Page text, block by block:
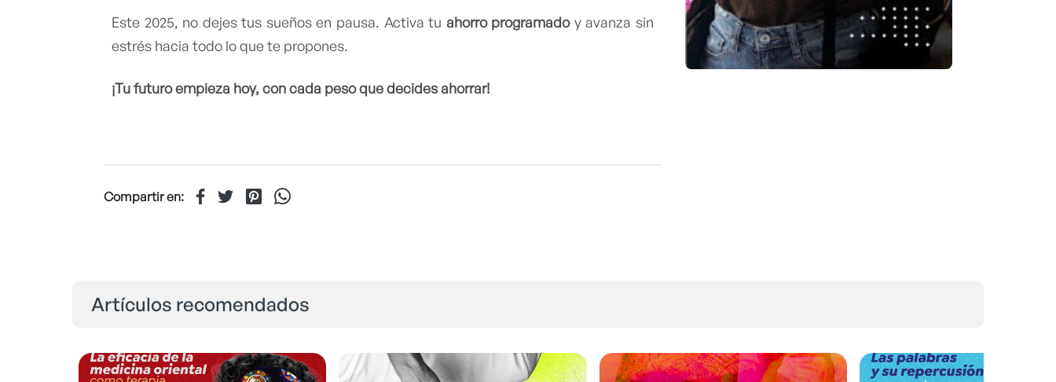
Este 2025, no dejes tus sueños en pausa. Activa tu ahorro programadoy avanza sin
estrés hacia todo lo que te propones.
¡Tu futuro empieza hoy, con cada peso que decides ahorrar!
Compartir en:
Artículos recomendados